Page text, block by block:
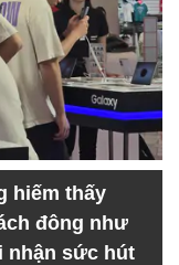
hiếm thấy
đông như
nhận sức hút